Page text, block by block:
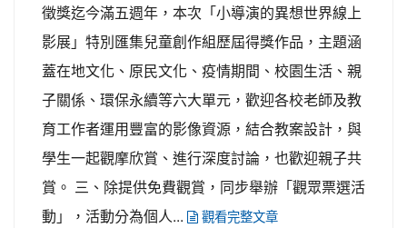
徵獎迄今滿五週年，本次「小導演的異想世界線上
影展」特別匯集兒童創作組歷屆得獎作品，主題涵
蓋在地文化、原民文化、疫情期間、校園生活、親
子關係、環保永續等六大單元，歡迎各校老師及教
育工作者運用豐富的影像資源，結合教案設計，與
學生一起觀摩欣賞、進行深度討論，也歡迎親子共
賞。 三、除提供免費觀賞，同步舉辦「觀眾票選活
動」，活動分為個人...
觀看完整文章